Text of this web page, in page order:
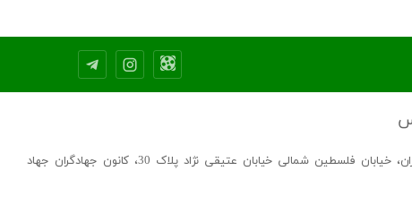
نشانی: تهران، خیابان فلسطین شمالی خیابان عتیقی نژاد پلاک 30، کانون جهادگران جهاد